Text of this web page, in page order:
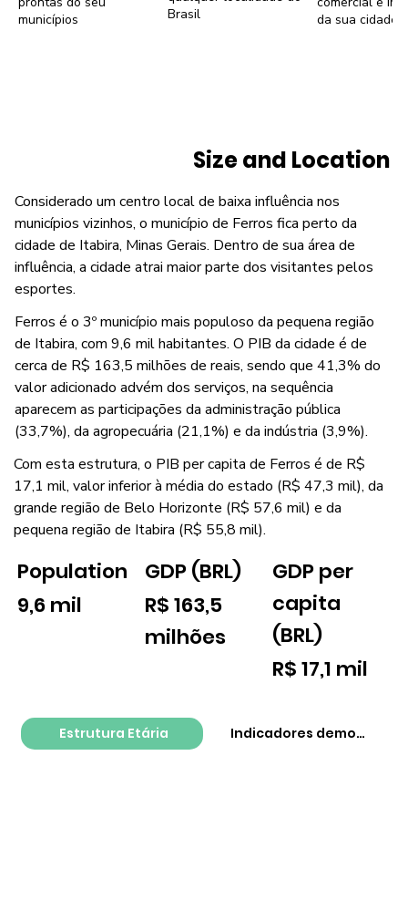
municípios
Brasil
da sua cidade
Estrutura Etária Indicadores
Size and Location
Considerado um centro local de baixa influência nos
municípios vizinhos, o município de Ferros fica perto da
cidade de Itabira, Minas Gerais. Dentro de sua área de
influência, a cidade atrai maior parte dos visitantes pelos
esportes.
Ferros é o 3º município mais populoso da pequena região
de Itabira, com 9,6 mil habitantes. O PIB da cidade é de
cerca de R$ 163,5 milhões de reais, sendo que 41,3% do
valor adicionado advém dos serviços, na sequência
aparecem as participações da administração pública
(33,7%), da agropecuária (21,1%) e da indústria (3,9%).
Com esta estrutura, o PIB per capita de Ferros é de R$
17,1 mil, valor inferior à média do estado (R$ 47,3 mil), da
grande região de Belo Horizonte (R$ 57,6 mil) e da
pequena região de Itabira (R$ 55,8 mil).
Population
9,6 mil
GDP (BRL)
R$ 163,5
milhões
GDP per
capita
(BRL)
R$ 17,1 mil